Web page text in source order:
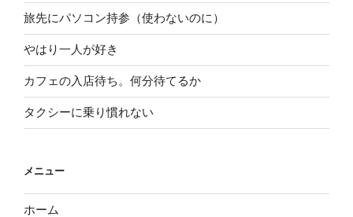
旅先にパソコン持参（使わないのに）
やはり一人が好き
カフェの入店待ち。何分待てるか
タクシーに乗り慣れない
メニュー
ホーム